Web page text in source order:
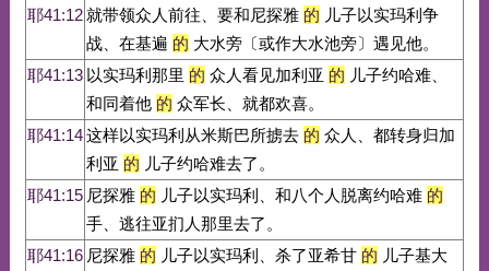
耶41:12就带领众人前往、要和尼探雅 的 儿子以实玛利争
战、在基遍 的 大水旁〔或作大水池旁〕遇见他。
耶41:13 以实玛利那里 的 众人看见加利亚 的 儿子约哈难、
和同着他 的 众军长、就都欢喜。
耶41:14这样以实玛利从米斯巴所掳去 的 众人、都转身归加
利亚 的 儿子约哈难去了。
耶41:15 尼探雅 的 儿子以实玛利、和八个人脱离约哈难 的
手、逃往亚扪人那里去了。
耶41:16 尼探雅 的 儿子以实玛利、杀了亚希甘 的 儿子基大